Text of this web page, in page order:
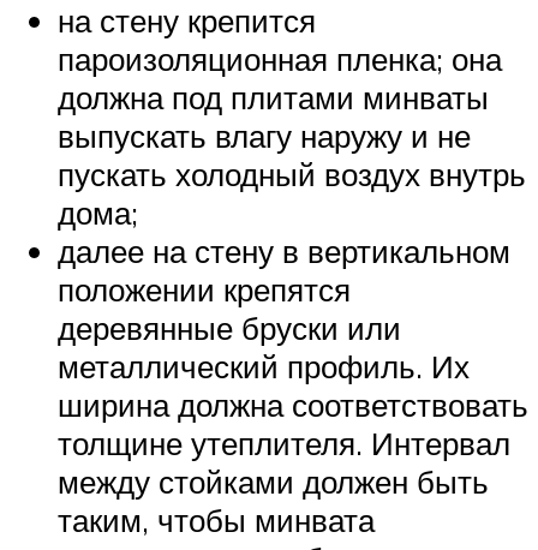
на стену крепится
пароизоляционная пленка; она
должна под плитами минваты
выпускать влагу наружу и не
пускать холодный воздух внутрь
дома;
далее на стену в вертикальном
положении крепятся
деревянные бруски или
металлический профиль. Их
ширина должна соответствовать
толщине утеплителя. Интервал
между стойками должен быть
таким, чтобы минвата